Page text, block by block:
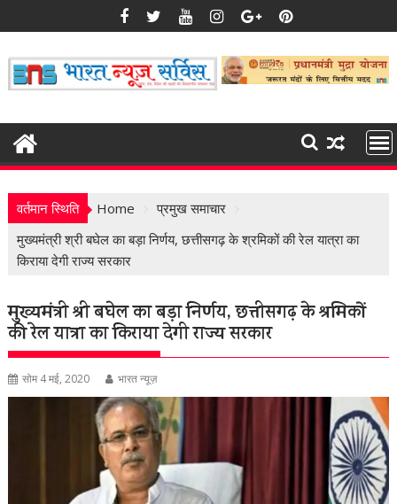
to
वर्तमान स्थिति Home
प्रमुख समाचार
मुख्यमंत्री श्री बघेल का बड़ा निर्णय, छत्तीसगढ़ के श्रमिकों की रेल यात्रा का
किराया देगी राज्य सरकार
मुख्यमंत्री श्री बघेल का बड़ा निर्णय, छत्तीसगढ़ के श्रमिकों
की रेल यात्रा का किराया देगी राज्य सरकार
सोम 4 मई, 2020 भारत न्यूज़